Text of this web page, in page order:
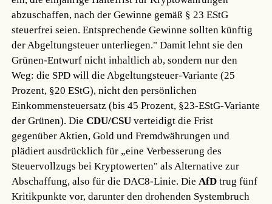
abzuschaffen, nach der Gewinne gemäß § 23 EStG
steuerfrei seien. Entsprechende Gewinne sollten künftig
der Abgeltungsteuer unterliegen." Damit lehnt sie den
Grünen-Entwurf nicht inhaltlich ab, sondern nur den
Weg: die SPD will die Abgeltungsteuer-Variante (25
Prozent, §20 EStG), nicht den persönlichen
Einkommensteuersatz (bis 45 Prozent, §23-EStG-Variante
der Grünen). DieCDU/CSU verteidigt die Frist
gegenüber Aktien, Gold und Fremdwährungen und
plädiert ausdrücklich für „eine Verbesserung des
Steuervollzugs bei Kryptowerten" als Alternative zur
Abschaffung, also für die DAC8-Linie. Die AfD trug fünf
Kritikpunkte vor, darunter den drohenden Systembruch